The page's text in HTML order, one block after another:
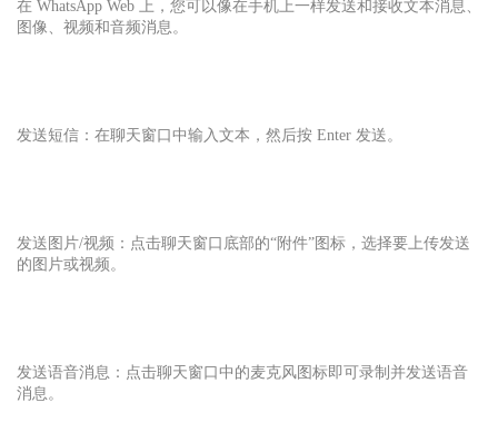
在 WhatsApp Web 上，您可以像在手机上一样发送和接收文本消息、
图像、视频和音频消息。
发送短信：在聊天窗口中输入文本，然后按 Enter 发送。
发送图片/视频：点击聊天窗口底部的“附件”图标，选择要上传发送
的图片或视频。
发送语音消息：点击聊天窗口中的麦克风图标即可录制并发送语音
消息。